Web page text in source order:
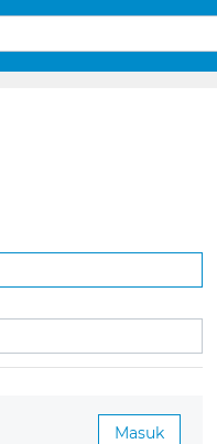
Masuk